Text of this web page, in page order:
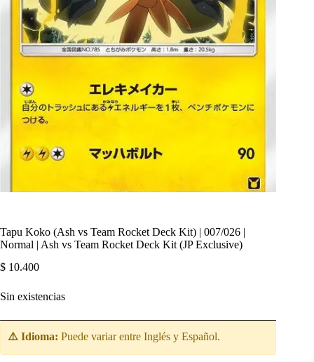
Tapu Koko (Ash vs Team Rocket Deck Kit) | 007/026 |
Normal | Ash vs Team Rocket Deck Kit (JP Exclusive)
$ 10.400
Sin existencias
⚠️ Idioma: Puede variar entre Inglés y Español.